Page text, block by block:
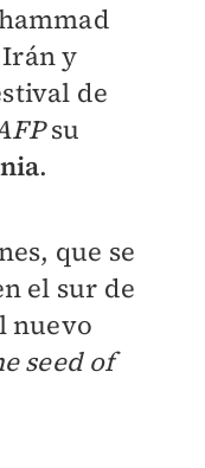
y
de
su
.
que se
el sur de
nuevo
seed of